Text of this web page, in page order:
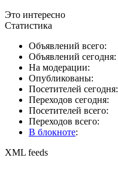
Это интересно
Статистика
Объявлений всего:
Объявлений сегодня:
На модерации:
Опубликованы:
Посетителей сегодня:
Переходов сегодня:
Посетителей всего:
Переходов всего:
В блокноте:
XML feeds